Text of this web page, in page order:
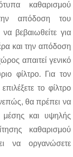
καθαρισμού
απόδοση του
βεβαιωθείτε για
και την απόδοση
απαιτεί γενικό
φίλτρο. Για τον
το φίλτρο
θα πρέπει να
μέσης και υψηλής
καθαρισμού
να οργανώσετε